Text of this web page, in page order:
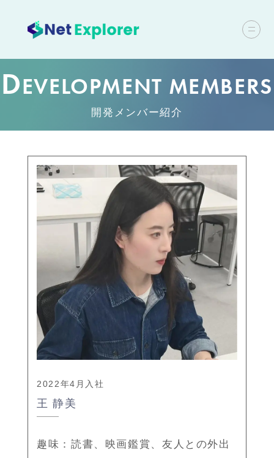
DEVELOPMENT MEMBERS
開発メンバー紹介
2022年4月入社
王 静美
趣味：読書、映画鑑賞、友人との外出